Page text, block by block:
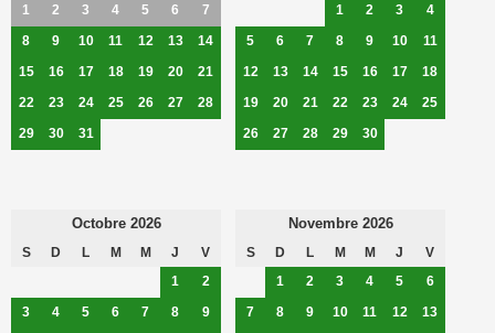
1
2 3 4 5 6
7
8
9 10 11 12 13
14
15
16 17 18 19 20
21
22
23 24 25 26 27
28
29
30 31
1
2 3
4
5
6 7 8 9 10
11
12
13 14 15 16 17
18
19
20 21 22 23 24
25
26
27 28 29 30
Octobre 2026
S D L M M J
V
1
2
3
4 5 6 7 8
9
Novembre 2026
S D L M M J
V
1
2 3 4 5
6
7
8 9 10 11 12
13